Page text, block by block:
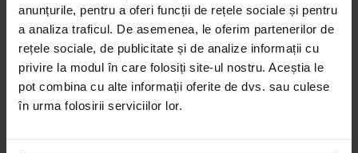
anunțurile, pentru a oferi funcții de rețele sociale și pentru
a analiza traficul. De asemenea, le oferim partenerilor de
rețele sociale, de publicitate și de analize informații cu
privire la modul în care folosiți site-ul nostru. Aceștia le
pot combina cu alte informații oferite de dvs. sau culese
în urma folosirii serviciilor lor.